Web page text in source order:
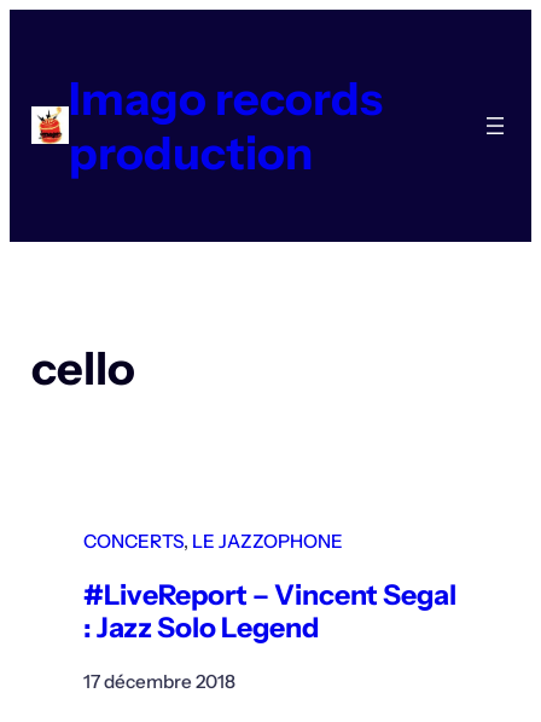
contenuImago records
production
cello
CONCERTS, LE JAZZOPHONE
#LiveReport – Vincent Segal
: Jazz Solo Legend
17 décembre 2018